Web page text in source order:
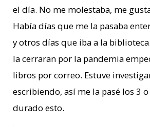
el día. No me molestaba, me
Había días que me la pasaba
y otros días que iba a la
la cerraran por la pandemia
libros por correo. Estuve
escribiendo, así me la pasé los 3
durado esto.